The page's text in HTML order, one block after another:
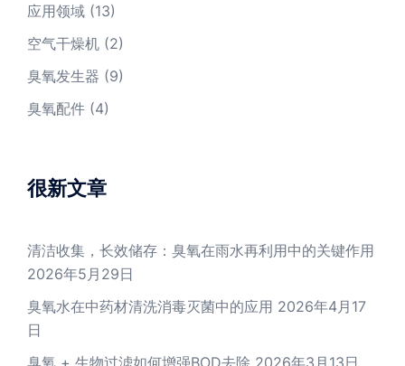
应用领域 (13)
空气干燥机 (2)
臭氧发生器 (9)
臭氧配件 (4)
很新文章
清洁收集，长效储存：臭氧在雨水再利用中的关键作用
2026年5月29日
臭氧水在中药材清洗消毒灭菌中的应用 2026年4月17
日